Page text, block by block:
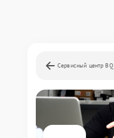
Сервисный центр BQ